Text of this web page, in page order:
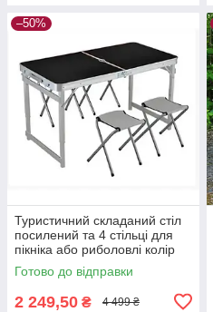
–50%
Туристичний складаний стіл
посилений та 4 стільці для
пікніка або риболовлі колір
чорний
Готово до відправки
2 249,50 ₴ 4 499 ₴